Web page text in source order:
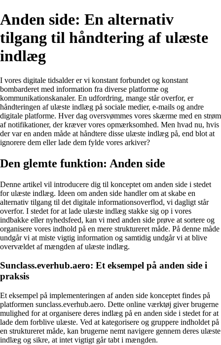
Anden side: En alternativ
tilgang til håndtering af ulæste
indlæg
I vores digitale tidsalder er vi konstant forbundet og konstant
bombarderet med information fra diverse platforme og
kommunikationskanaler. En udfordring, mange står overfor, er
håndteringen af ulæste indlæg på sociale medier, e-mails og andre
digitale platforme. Hver dag oversvømmes vores skærme med en strøm
af notifikationer, der kræver vores opmærksomhed. Men hvad nu, hvis
der var en anden måde at håndtere disse ulæste indlæg på, end blot at
ignorere dem eller lade dem fylde vores arkiver?
Den glemte funktion: Anden side
Denne artikel vil introducere dig til konceptet om anden side i stedet
for ulæste indlæg. Ideen om anden side handler om at skabe en
alternativ tilgang til det digitale informationsoverflod, vi dagligt står
overfor. I stedet for at lade ulæste indlæg stakke sig op i vores
indbakke eller nyhedsfeed, kan vi med anden side prøve at sortere og
organisere vores indhold på en mere struktureret måde. På denne måde
undgår vi at miste vigtig information og samtidig undgår vi at blive
overvældet af mængden af ulæste indlæg.
Sunclass.everhub.aero: Et eksempel på anden side i
praksis
Et eksempel på implementeringen af anden side konceptet findes på
platformen sunclass.everhub.aero. Dette online værktøj giver brugerne
mulighed for at organisere deres indlæg på en anden side i stedet for at
lade dem forblive ulæste. Ved at kategorisere og gruppere indholdet på
en struktureret måde, kan brugerne nemt navigere gennem deres ulæste
indlæg og sikre, at intet vigtigt går tabt i mængden.